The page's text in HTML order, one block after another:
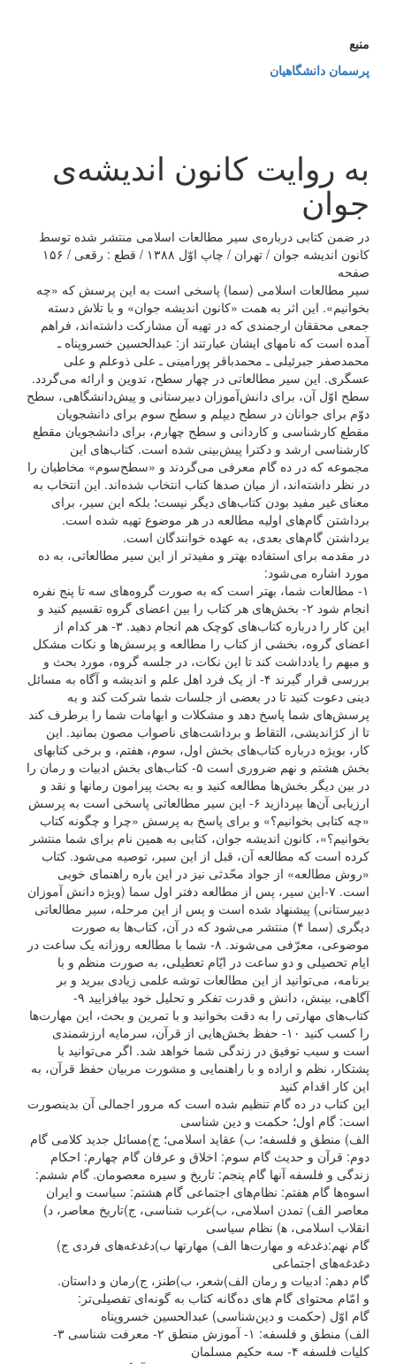
منبع
پرسمان دانشگاهیان
به روایت کانون اندیشه‌ی
جوان
در ضمن کتابی درباره‌ی سیر مطالعات اسلامی منتشر شده توسط
کانون اندیشه جوان / تهران / چاپ اوّل ۱۳۸۸ / قطع : رقعی / ۱۵۶
صفحه
سیر مطالعات اسلامی (سما) پاسخی است به این پرسش که «چه
بخوانیم». این اثر به همت «کانون اندیشه جوان» و با تلاش دسته
جمعی محققان ارجمندی که در تهیه آن مشارکت داشته‌اند، فراهم
آمده است که نامهای ایشان عبارتند از: عبدالحسین خسروپناه ـ
محمدصفر جبرئیلی ـ محمدباقر پورامینی ـ علی ذوعلم و علی
عسگری. این سیر مطالعاتی در چهار سطح، تدوین و ارائه می‌گردد.
سطح اوّل آن، برای دانش‌آموزان دبیرستانی و پیش‌دانشگاهی، سطح
دوّم برای جوانان در سطح دیپلم و سطح سوم برای دانشجویان
مقطع کارشناسی و کاردانی و سطح چهارم، برای دانشجویان مقطع
کارشناسی ارشد و دکترا پیش‌بینی شده است. کتاب‌های این
مجموعه که در ده گام معرفی می‌گردند و «سطح‌سوم» مخاطبان را
در نظر داشته‌اند، از میان صدها کتاب انتخاب شده‌اند. این انتخاب به
معنای غیر مفید بودن کتاب‌های دیگر نیست؛ بلکه این سیر، برای
برداشتن گام‌های اولیه مطالعه در هر موضوع تهیه شده است.
برداشتن گام‌های بعدی، به عهده خوانندگان است.
در مقدمه برای استفاده بهتر و مفید‌تر از این سیر مطالعاتی، به ده
مورد اشاره می‌شود:
۱- مطالعات شما، بهتر است که به صورت گروه‌های سه تا پنج نفره
انجام شود ۲- بخش‌های هر کتاب را بین اعضای گروه تقسیم کنید و
این کار را درباره کتاب‌های کوچک هم انجام دهید. ۳- هر کدام از
اعضای گروه، بخشی از کتاب را مطالعه و پرسش‌ها و نکات مشکل
و مبهم را یادداشت کند تا این نکات، در جلسه گروه، مورد بحث و
بررسی قرار گیرند ۴- از یک فرد اهل علم و اندیشه و آگاه به مسائل
دینی دعوت کنید تا در بعضی از جلسات شما شرکت کند و به
پرسش‌های شما پاسخ دهد و مشکلات و ابهامات شما را برطرف کند
تا از کژاندیشی، التقاط و برداشت‌های ناصواب مصون بمانید. این
کار، بویژه درباره کتاب‌های بخش اول، سوم، هفتم، و برخی کتابهای
بخش هشتم و نهم ضروری است ۵- کتاب‌های بخش ادبیات و رمان‌ را
در بین دیگر بخش‌ها مطالعه کنید و به بحث پیرامون رمانها و نقد و
ارزیابی آن‌ها بپردازید ۶- این سیر مطالعاتی پاسخی است به پرسش
«چه کتابی بخوانیم؟» و برای پاسخ به پرسش «چرا و چگونه کتاب
بخوانیم؟»، کانون اندیشه جوان، کتابی به همین نام برای شما منتشر
کرده است که مطالعه آن، قبل از این سیر، توصیه می‌شود. کتاب
«روش مطالعه» از جواد محّدثی نیز در این باره راهنمای خوبی
است. ۷-این سیر، پس از مطالعه دفتر اول سما (ویژه دانش آموزان
دبیرستانی) پیشنهاد شده است و پس از این مرحله، سیر مطالعاتی
دیگری (سما ۴) منتشر می‌شود که در آن، کتاب‌ها به صورت
موضوعی، معرّفی می‌شوند. ۸- شما با مطالعه روزانه یک ساعت در
ایام تحصیلی و دو ساعت در ایّام تعطیلی، به صورت منظم و با
برنامه، می‌توانید از این مطالعات توشه علمی زیادی ببرید و بر
آگاهی، بینش، دانش و قدرت تفکر و تحلیل خود بیافزایید ۹-
کتاب‌های مهارتی را به دقت بخوانید و با تمرین و بحث، این مهارت‌ها
را کسب کنید ۱۰- حفظ بخش‌هایی از قرآن، سرمایه ارزشمندی
است و سبب توفیق در زندگی شما خواهد شد. اگر می‌توانید با
پشتکار، نظم و اراده و با راهنمایی و مشورت مربیان حفظ قرآن، به
این کار اقدام کنید
این کتاب در ده گام تنظیم شده است که مرور اجمالی آن بدینصورت
است: گام اول؛ حکمت و دین شناسی
الف) منطق و فلسفه؛ ب) عقاید اسلامی؛ ج)مسائل جدید کلامی گام
دوم: قرآن و حدیث گام سوم: اخلاق و عرفان گام چهارم: احکام
زندگی و فلسفه آنها گام پنجم: تاریخ و سیره معصومان. گام‌ ششم:
اسوه‌ها گام هفتم: نظام‌های اجتماعی گام هشتم: سیاست و ایران
معاصر الف) تمدن اسلامی، ب)غرب شناسی، ج)تاریخ معاصر، د)
انقلاب اسلامی، ﻫ) نظام سیاسی
گام نهم:دغدغه‌ و مهارت‌ها الف) مهارتها ب)دغدغه‌های فردی ج)
دغدغه‌های اجتماعی
گام دهم: ادبیات و رمان الف)شعر، ب)طنز، ج)رمان و داستان.
و امّام محتوای گام های ده‌گانه کتاب به گونه‌ای تفصیلی‌تر:
گام اوّل (حکمت و دین‌شناسی) عبدالحسین خسروپناه
الف) منطق و فلسفه: ۱- آموزش منطق ۲- معرفت شناسی ۳-
کلیات فلسفه ۴- سه حکیم مسلمان